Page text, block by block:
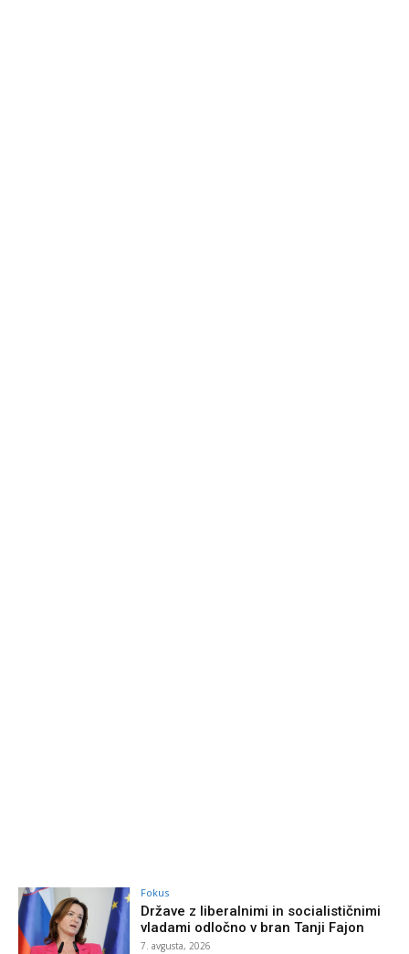
Fokus
Države z liberalnimi in socialističnimi
vladami odločno v bran Tanji Fajon
7. avgusta, 2026